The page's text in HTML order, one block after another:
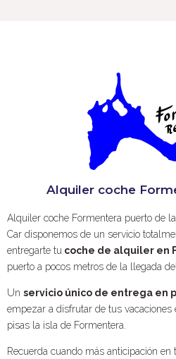
Alquiler coche
Alquiler coche Formentera puerto de
Car disponemos de un servicio
entregarte tu coche de alquiler en
puerto a pocos metros de la llegada
Un servicio único de entrega en
empezar a disfrutar de tus
pisas la isla de Formentera.
Recuerda cuando más anticipación